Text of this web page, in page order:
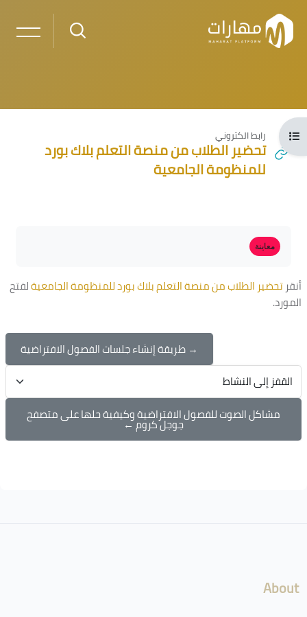
تخطى إلى المحتوى الرئيسي
رابط الكتروني
تحضير الطلاب من منصة التعلم بلاك بورد
للمنظومة الجامعية
فتح فهرس المقرر
الكتل
متطلبات الإكمال
معاينة
أنقرتحضير الطلاب من منصة التعلم بلاك بورد للمنظومة الجامعيةلفتح
المورد.
→ طريقة إنشاء جلسات الفصول الافتراضية
القفز إلى النشاط
مشاكل الصوت للفصول الافتراضية وكيفية حلها على متصفح
جوجل كروم ←
About